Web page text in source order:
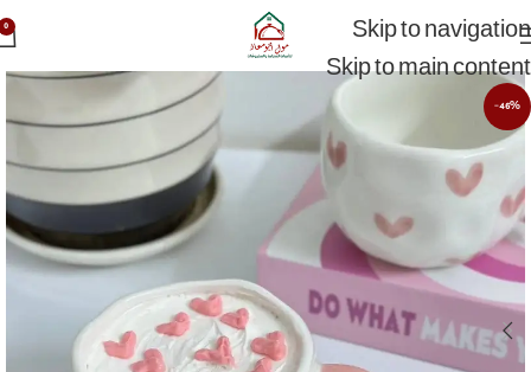
Skip to navigation
Skip to main content
0
-46%